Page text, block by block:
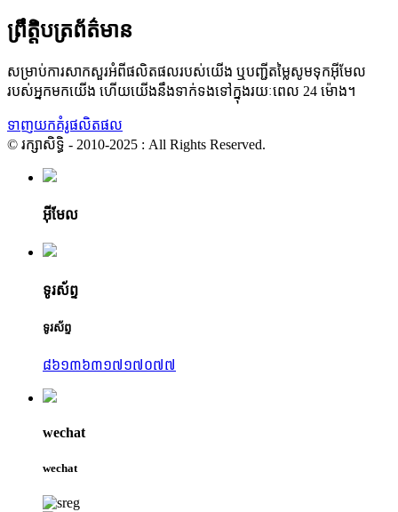
ព្រឹត្តិបត្រព័ត៌មាន
សម្រាប់ការសាកសួរអំពីផលិតផលរបស់យើង ឬបញ្ជីតម្លៃសូមទុកអ៊ីមែល
របស់អ្នកមកយើង ហើយយើងនឹងទាក់ទងទៅក្នុងរយៈពេល 24 ម៉ោង។
ទាញយកគំរូផលិតផល
© រក្សាសិទ្ធិ - 2010-2025 : All Rights Reserved.
អ៊ីមែល
ទូរស័ព្ទ
ទូរស័ព្ទ
៨៦១៣៦៣១៧១៧០៧៧
wechat
wechat